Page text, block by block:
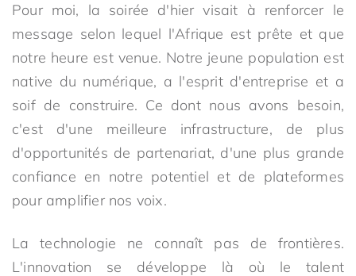
Pour moi, la soirée d'hier visait à renforcer le
message selon lequel l'Afrique est prête et que
notre heure est venue. Notre jeune population est
native du numérique, a l'esprit d'entreprise et a
soif de construire. Ce dont nous avons besoin,
c'est d'une meilleure infrastructure, de plus
d'opportunités de partenariat, d'une plus grande
confiance en notre potentiel et de plateformes
pour amplifier nos voix.
La technologie ne connaît pas de frontières.
L'innovation se développe là où le talent